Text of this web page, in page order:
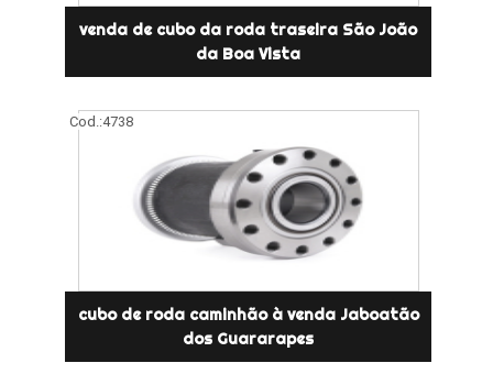
venda de cubo da roda traseira São João
da Boa Vista
Cod.:4738
cubo de roda caminhão à venda Jaboatão
dos Guararapes